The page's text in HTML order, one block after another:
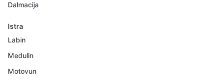
Dalmacija
Istra
Labin
Medulin
Motovun